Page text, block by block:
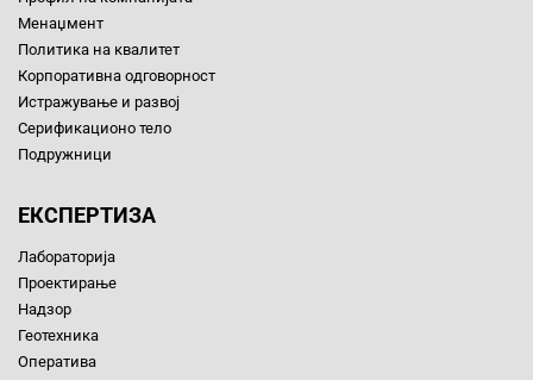
Менаџмент
Политика на квалитет
Корпоративна одговорност
Истражување и развој
Серификационо тело
Подружници
ЕКСПЕРТИЗА
Лабораторија
Проектирање
Надзор
Геотехника
Оператива